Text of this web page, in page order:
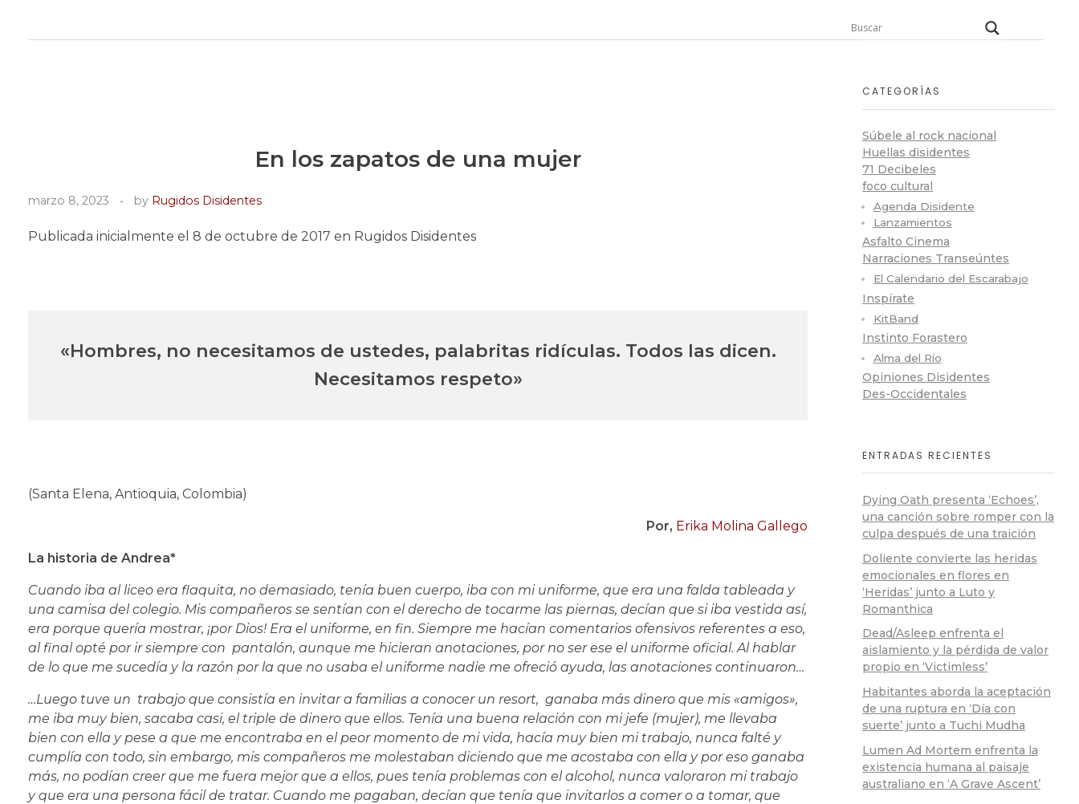
Rugidos Disidentes
Bogotá - Colombia | ISSN 2619-5569
En los zapatos de una mujer
marzo 8, 2023 by Rugidos Disidentes
Publicada inicialmente el 8 de octubre de 2017 en Rugidos Disidentes
«Hombres, no necesitamos de ustedes, palabritas ridículas. Todos las dicen.
Necesitamos respeto»
(Santa Elena, Antioquia, Colombia)
Por, Erika Molina Gallego
La historia de Andrea*
Cuando iba al liceo era flaquita, no demasiado, tenía buen cuerpo, iba con mi uniforme, que era una falda tableada y
una camisa del colegio. Mis compañeros se sentían con el derecho de tocarme las piernas, decían que si iba vestida así,
era porque quería mostrar, ¡por Dios! Era el uniforme, en fin. Siempre me hacían comentarios ofensivos referentes a eso,
al final opté por ir siempre con pantalón, aunque me hicieran anotaciones, por no ser ese el uniforme oficial. Al hablar
de lo que me sucedía y la razón por la que no usaba el uniforme nadie me ofreció ayuda, las anotaciones continuaron…
…Luego tuve un trabajo que consistía en invitar a familias a conocer un resort, ganaba más dinero que mis «amigos»,
me iba muy bien, sacaba casi, el triple de dinero que ellos. Tenía una buena relación con mi jefe (mujer), me llevaba
bien con ella y pese a que me encontraba en el peor momento de mi vida, hacía muy bien mi trabajo, nunca falté y
cumplía con todo, sin embargo, mis compañeros me molestaban diciendo que me acostaba con ella y por eso ganaba
más, no podían creer que me fuera mejor que a ellos, pues tenía problemas con el alcohol, nunca valoraron mi trabajo
y que era una persona fácil de tratar. Cuando me pagaban, decían que tenía que invitarlos a comer o a tomar, que
CATEGORÍAS
Súbele al rock nacional
Huellas disidentes
71 Decibeles
foco cultural
Agenda Disidente
Lanzamientos
Asfalto Cinema
Narraciones Transeúntes
El Calendario del Escarabajo
Inspírate
KitBand
Instinto Forastero
Alma del Río
Opiniones Disidentes
Des-Occidentales
ENTRADAS RECIENTES
Dying Oath presenta ‘Echoes’,
una canción sobre romper con la
culpa después de una traición
Doliente convierte las heridas
emocionales en flores en
‘Heridas’ junto a Luto y
Romanthica
Dead/Asleep enfrenta el
aislamiento y la pérdida de valor
propio en ‘Victimless’
Habitantes aborda la aceptación
de una ruptura en ‘Día con
suerte’ junto a Tuchi Mudha
Lumen Ad Mortem enfrenta la
existencia humana al paisaje
australiano en ‘A Grave Ascent’